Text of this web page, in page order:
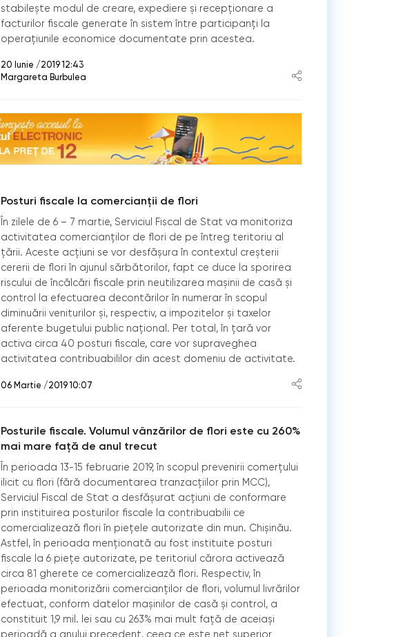
stabilește modul de creare, expediere și recepționare a
facturilor fiscale generate în sistem între participanți la
operațiunile economice documentate prin acestea.
20 Iunie /2019 12:43
Margareta Burbulea
Posturi fiscale la comercianții de flori
În zilele de 6 – 7 martie, Serviciul Fiscal de Stat va monitoriza
activitatea comercianților de flori de pe întreg teritoriu al
țării. Aceste acțiuni se vor desfășura în contextul creșterii
cererii de flori în ajunul sărbătorilor, fapt ce duce la sporirea
riscului de încălcări fiscale prin neutilizarea mașinii de casă și
control la efectuarea decontărilor în numerar în scopul
diminuării veniturilor și, respectiv, a impozitelor și taxelor
aferente bugetului public național. Per total, în țară vor
activa circa 40 posturi fiscale, care vor supraveghea
activitatea contribuabililor din acest domeniu de activitate.
06 Martie /2019 10:07
Posturile fiscale. Volumul vânzărilor de flori este cu 260%
mai mare față de anul trecut
În perioada 13-15 februarie 2019, în scopul prevenirii comerțului
ilicit cu flori (fără documentarea tranzacțiilor prin MCC),
Serviciul Fiscal de Stat a desfășurat acțiuni de conformare
prin instituirea posturilor fiscale la contribuabilii ce
comercializează flori în piețele autorizate din mun. Chișinău.
Astfel, în perioada menționată au fost instituite posturi
fiscale la 6 piețe autorizate, pe teritoriul cărora activează
circa 81 gherete ce comercializează flori. Respectiv, în
perioada monitorizării comercianților de flori, volumul livrărilor
efectuat, conform datelor mașinilor de casă și control, a
constituit 1,9 mil. lei sau cu 263% mai mult față de aceiași
perioadă a anului precedent, ceea ce este net superior